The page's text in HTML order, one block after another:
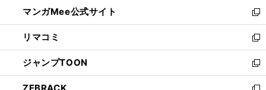
く
ド
ウ
で
開
く
ィ
ン
ド
ウ
で
開
く
い
ウ
ィ
ン
ド
ウ
マンガMee公式サイト
新
し
い
ウ
ィ
ン
リマコミ
新
し
い
ウ
ジャンプTOON
新
し